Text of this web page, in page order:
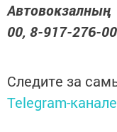
00, 8-917-276-
Следите за
Telegram-канале